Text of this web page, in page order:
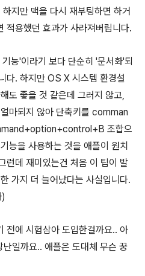
지만 맥을 다시 재부팅하면 하거
적용했던 효과가 사라져버립니다.
능'이라기 보다 단순히 '문서화'되
다. 하지만 OS X 시스템 환경설
도 좋을 것 같은데 그러지 않고,
마되지 않아 단축키를 comman
+option+control +B 조합으
능을 사용하는 것을 애플이 원치
런데 재미있는건 처음 이 팁이 발
가지 더 늘어났다는 사실입니다.
전에 시험삼아 도입한걸까요.. 아
일까요.. 애플은 도대체 무슨 꿍